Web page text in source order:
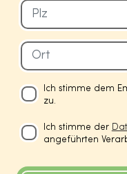
Ich stimme dem
zu.
Ich stimme der
angeführten